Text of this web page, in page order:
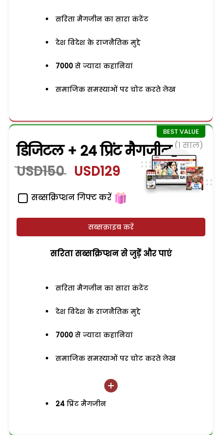
सरिता मैगजीन का सारा कंटेंट
देश विदेश के राजनैतिक मुद्दे
7000 से ज्यादा कहानियां
समाजिक समस्याओं पर चोट करते लेख
डिजिटल + 24 प्रिंट मैगजीन (1 साल)
USD150 USD129
सब्सक्रिप्शन गिफ्ट करें
सब्सक्राइब करें
सरिता सब्सक्रिप्शन से जुड़ेें और पाएं
सरिता मैगजीन का सारा कंटेंट
देश विदेश के राजनैतिक मुद्दे
7000 से ज्यादा कहानियां
समाजिक समस्याओं पर चोट करते लेख
24 प्रिंट मैगजीन